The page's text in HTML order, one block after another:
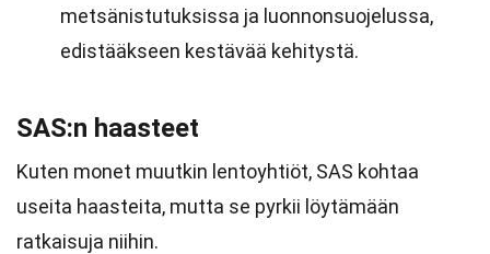
metsänistutuksissa ja luonnonsuojelussa,
edistääkseen kestävää kehitystä.
SAS:n haasteet
Kuten monet muutkin lentoyhtiöt, SAS kohtaa
useita haasteita, mutta se pyrkii löytämään
ratkaisuja niihin.